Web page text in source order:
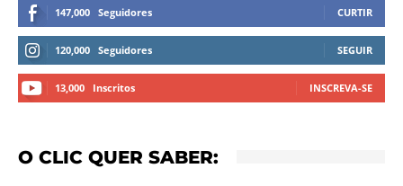
147,000 Seguidores CURTIR
120,000 Seguidores SEGUIR
13,000 Inscritos INSCREVA-SE
O CLIC QUER SABER: